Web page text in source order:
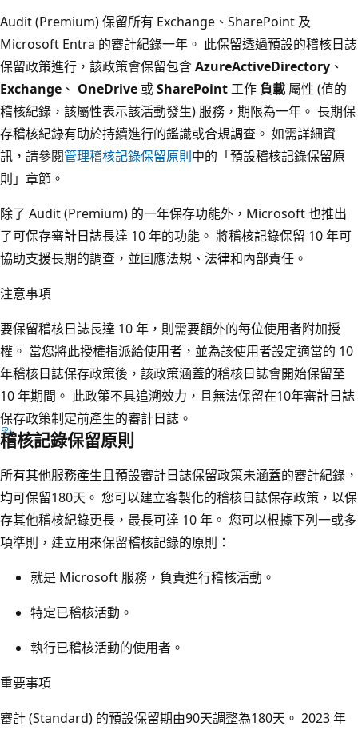
Audit (Premium) 保留所有 Exchange、SharePoint 及
Microsoft Entra 的審計紀錄一年。 此保留透過預設的稽核日誌
保留政策進行，該政策會保留包含AzureActiveDirectory 、
Exchange 、 OneDrive 或SharePoint工作負載 屬性 (值的
稽核紀錄，該屬性表示該活動發生) 服務，期限為一年。 長期保
存稽核紀錄有助於持續進行的鑑識或合規調查。 如需詳細資
訊，請參閱管理稽核記錄保留原則中的「預設稽核記錄保留原
則」章節。
除了 Audit (Premium) 的一年保存功能外，Microsoft 也推出
了可保存審計日誌長達 10 年的功能。 將稽核記錄保留 10 年可
協助支援長期的調查，並回應法規、法律和內部責任。
注意事項
要保留稽核日誌長達 10 年，則需要額外的每位使用者附加授
權。 當您將此授權指派給使用者，並為該使用者設定適當的 10
年稽核日誌保存政策後，該政策涵蓋的稽核日誌會開始保留至
10 年期間。 此政策不具追溯效力，且無法保留在10年審計日誌
保存政策制定前產生的審計日誌。
稽核記錄保留原則
所有其他服務產生且預設審計日誌保留政策未涵蓋的審計紀錄，
均可保留180天。 您可以建立客製化的稽核日誌保存政策，以保
存其他稽核紀錄更長，最長可達 10 年。 您可以根據下列一或多
項準則，建立用來保留稽核記錄的原則：
就是 Microsoft 服務，負責進行稽核活動。
特定已稽核活動。
執行已稽核活動的使用者。
重要事項
審計 (Standard) 的預設保留期由90天調整為180天。 2023 年